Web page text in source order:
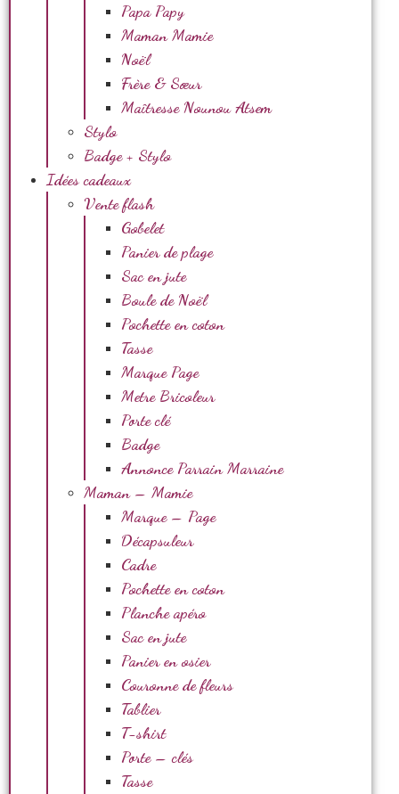
Papa Papy
Maman Mamie
Noël
Frère & Sœur
Maîtresse Nounou Atsem
Stylo
Badge + Stylo
Idées cadeaux
Vente flash
Gobelet
Panier de plage
Sac en jute
Boule de Noël
Pochette en coton
Tasse
Marque Page
Metre Bricoleur
Porte clé
Badge
Annonce Parrain Marraine
Maman – Mamie
Marque – Page
Décapsuleur
Cadre
Pochette en coton
Planche apéro
Sac en jute
Panier en osier
Couronne de fleurs
Tablier
T-shirt
Porte – clés
Tasse